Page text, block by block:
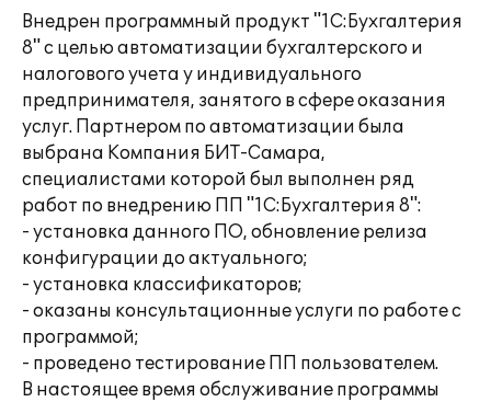
Внедрен программный продукт "1С:Бухгалтерия
8" с целью автоматизации бухгалтерского и
налогового учета у индивидуального
предпринимателя, занятого в сфере оказания
услуг. Партнером по автоматизации была
выбрана Компания БИТ-Самара,
специалистами которой был выполнен ряд
работ по внедрению ПП "1С:Бухгалтерия 8":
- установка данного ПО, обновление релиза
конфигурации до актуального;
- установка классификаторов;
- оказаны консультационные услуги по работе с
программой;
- проведено тестирование ПП пользователем.
В настоящее время обслуживание программы